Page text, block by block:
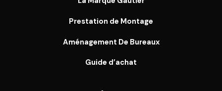
Prestation de Montage
Aménagement De Bureaux
Guide d’achat